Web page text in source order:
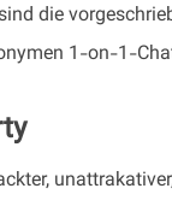
die
1-on-1-